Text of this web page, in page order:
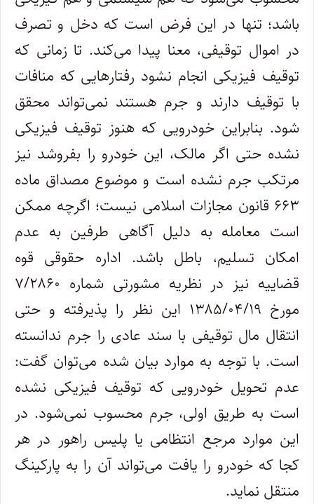
باشد؛ تنها در این فرض است که دخل و تصرف
در اموال توقیفی، معنا پیدا می‌کند. تا زمانی که
توقیف فیزیکی انجام نشود رفتارهایی که منافات
با توقیف دارند و جرم هستند نمی‌تواند محقق
شود. بنابراین خودرویی که هنوز توقیف فیزیکی
نشده حتی اگر مالک، این خودرو را بفروشد نیز
مرتکب جرم نشده است و موضوع مصداق ماده
۶۶۳ قانون مجازات اسلامی نیست؛ اگرچه ممکن
است معامله به دلیل آگاهی طرفین به عدم
امکان تسلیم، باطل باشد. اداره حقوقی قوه
قضاییه نیز در نظریه مشورتی شماره ۷/۲۸۶۰
مورخ ۱۳۸۵/۰۴/۱۹ این نظر را پذیرفته و حتی
انتقال مال توقیفی با سند عادی را جرم ندانسته
است. با توجه به موارد بیان شده می‌توان گفت:
عدم تحویل خودرویی که توقیف فیزیکی نشده
است به طریق اولی، جرم محسوب نمی‌شود. در
این موارد مرجع انتظامی یا پلیس راهور در هر
کجا که خودرو را یافت می‌تواند آن را به پارکینگ
منتقل نماید.